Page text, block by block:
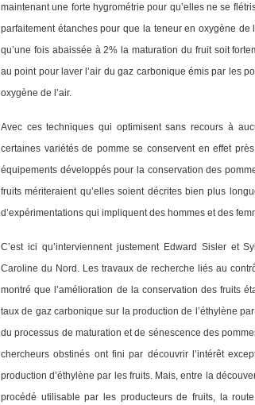
maintenant une forte hygrométrie pour qu’elles ne se
parfaitement étanches pour que la teneur en oxygène
qu’une fois abaissée à 2% la maturation du fruit soit
au point pour laver l’air du gaz carbonique émis par les
oxygène de l’air.
Avec ces techniques qui optimisent sans recours à
certaines variétés de pomme se conservent en effet
équipements développés pour la conservation des
fruits mériteraient qu’elles soient décrites bien plus
d’expérimentations qui impliquent des hommes et des
C’est ici qu’interviennent justement Edward Sisler et
Caroline du Nord. Les travaux de recherche liés au
montré que l’amélioration de la conservation des fruits
taux de gaz carbonique sur la production de l’éthylène
du processus de maturation et de sénescence des
chercheurs obstinés ont fini par découvrir l’intérêt
production d’éthylène par les fruits. Mais, entre la
procédé utilisable par les producteurs de fruits, la